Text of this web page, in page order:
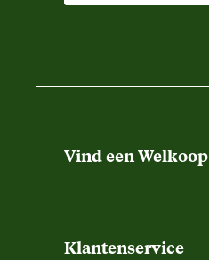
Vind een
Klantenservice